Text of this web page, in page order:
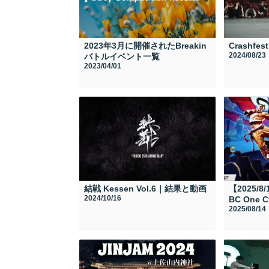
2023年3月に開催されたBreakin
バトルイベント一覧
2023/04/01
Crashfest
2024/08/23
結戦 Kessen Vol.6｜結果と動画
2024/10/16
【2025/
BC One
2025/08/14